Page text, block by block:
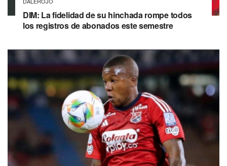
DIM: La fidelidad de su hinchada rompe todos
los registros de abonados este semestre